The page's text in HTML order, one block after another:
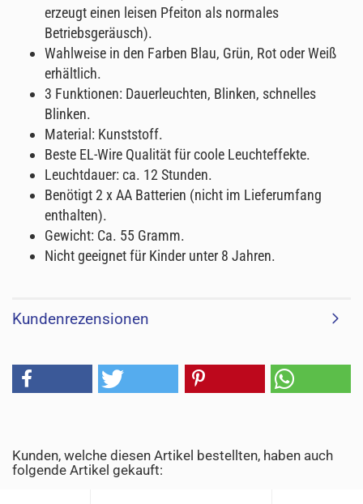
erzeugt einen leisen Pfeiton als normales
Betriebsgeräusch).
Wahlweise in den Farben Blau, Grün, Rot oder Weiß
erhältlich.
3 Funktionen: Dauerleuchten, Blinken, schnelles
Blinken.
Material: Kunststoff.
Beste EL-Wire Qualität für coole Leuchteffekte.
Leuchtdauer: ca. 12 Stunden.
Benötigt 2 x AA Batterien (nicht im Lieferumfang
enthalten).
Gewicht: Ca. 55 Gramm.
Nicht geeignet für Kinder unter 8 Jahren.
Kundenrezensionen
Kunden, welche diesen Artikel bestellten, haben auch
folgende Artikel gekauft: